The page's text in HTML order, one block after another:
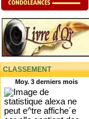
CLASSEMENT
Moy. 3 derniers mois